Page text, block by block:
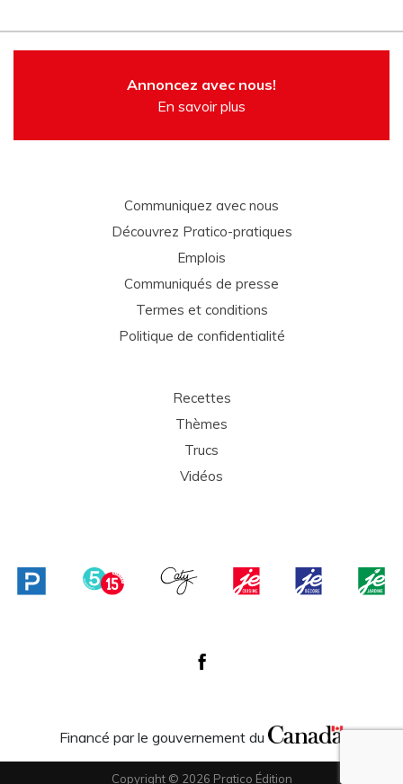
Annoncez avec nous!
En savoir plus
Communiquez avec nous
Découvrez Pratico-pratiques
Emplois
Communiqués de presse
Termes et conditions
Politique de confidentialité
Recettes
Thèmes
Trucs
Vidéos
Financé par le gouvernement du
Copyright © 2026 Pratico Édition